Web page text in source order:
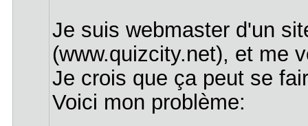
Je suis webmaster d'un
(www.quizcity.net), et me
Je crois que ça peut se
Voici mon problème: